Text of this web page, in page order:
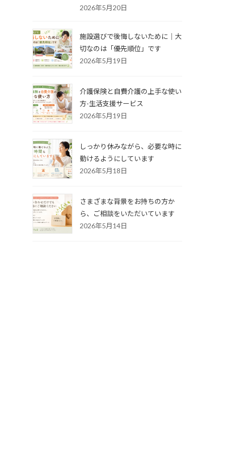
2026年5月20日
施設選びで後悔しないために｜大
切なのは「優先順位」です
2026年5月19日
介護保険と自費介護の上手な使い
方-生活支援サービス
2026年5月19日
しっかり休みながら、必要な時に
動けるようにしています
2026年5月18日
さまざまな背景をお持ちの方か
ら、ご相談をいただいています
2026年5月14日